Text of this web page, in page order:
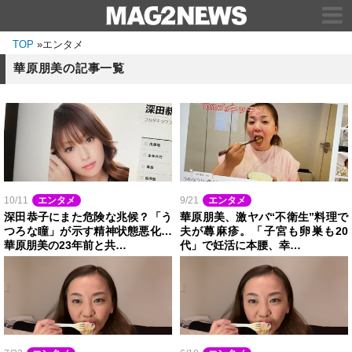
TOP »エンタメ
華原朋美の記事一覧
10/11 エンタメ
深田恭子にまた危険な兆候？「う
つろな瞳」が示す精神状態悪化…
華原朋美の23年前と共…
9/21 エンタメ
華原朋美、激ヤバ“不衛生”料理で
夫が蕁麻疹。「子宮も卵巣も20
代」で妊活に本腰、幸…